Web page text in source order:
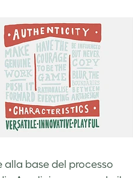
base del processo